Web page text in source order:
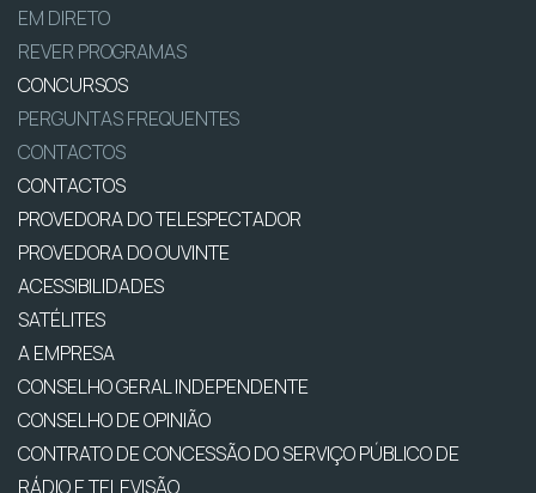
EM DIRETO
REVER PROGRAMAS
CONCURSOS
PERGUNTAS FREQUENTES
CONTACTOS
CONTACTOS
PROVEDORA DO TELESPECTADOR
PROVEDORA DO OUVINTE
ACESSIBILIDADES
SATÉLITES
A EMPRESA
CONSELHO GERAL INDEPENDENTE
CONSELHO DE OPINIÃO
CONTRATO DE CONCESSÃO DO SERVIÇO PÚBLICO DE
RÁDIO E TELEVISÃO